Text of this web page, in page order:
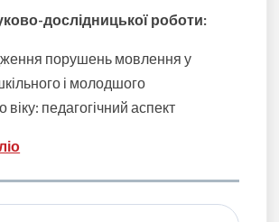
дослідницької роботи:
порушень мовлення у
і молодшого
віку: педагогічний аспект